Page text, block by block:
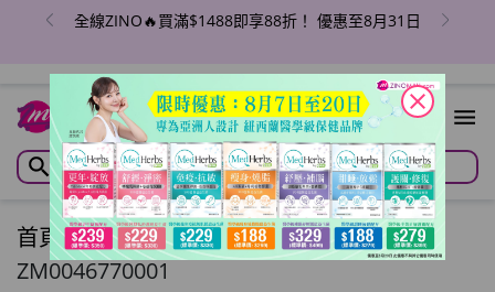
全線ZINO🔥買滿$1488即享88折！ 優惠至8月31日
首頁/APRIPURE 煥彩眼霜套裝
ZM0046770001
close